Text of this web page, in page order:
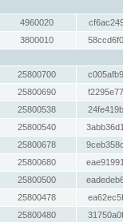
4960020
3800010
25800700
25800690
25800538
25800540
25800678
25800680
25800500
25800478
25800480